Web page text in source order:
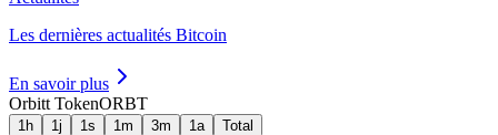
Les dernières actualités Bitcoin
En savoir plus
Orbitt TokenORBT
1h 1j 1s 1m 3m 1a Total